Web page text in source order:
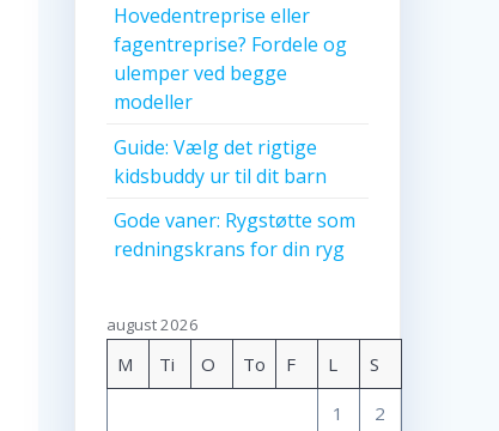
Hovedentreprise eller
fagentreprise? Fordele og
ulemper ved begge
modeller
Guide: Vælg det rigtige
kidsbuddy ur til dit barn
Gode vaner: Rygstøtte som
redningskrans for din ryg
august 2026
M Ti O To F L S
1 2